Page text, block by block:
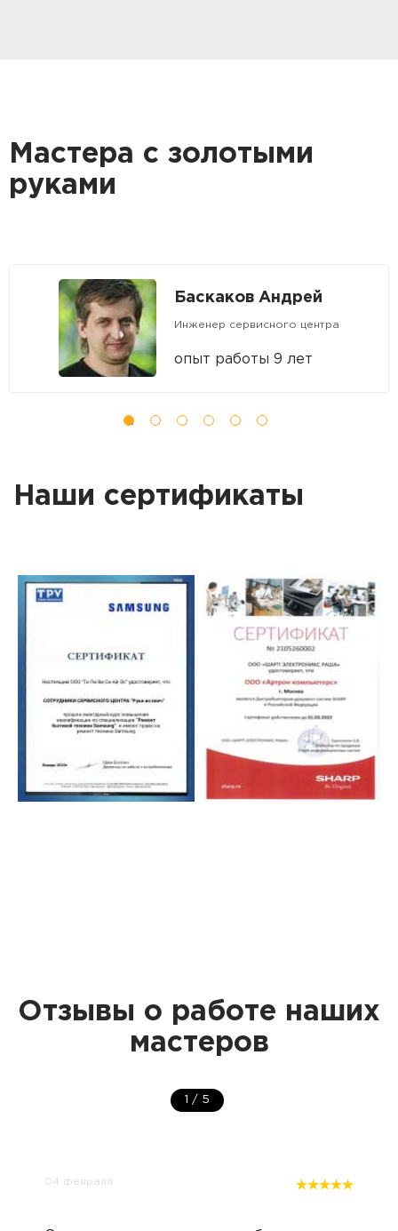
Мастера с золотыми
руками
Баскаков Андрей
Инженер сервисного центра
опыт работы 9 лет
Наши сертификаты
Отзывы о работе наших
мастеров
1 / 5
04 февраля